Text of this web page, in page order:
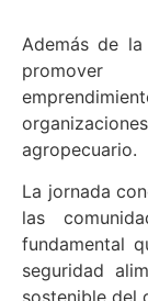
Además de
promover
agropecuario.
La jornada
las
fundamental
seguridad